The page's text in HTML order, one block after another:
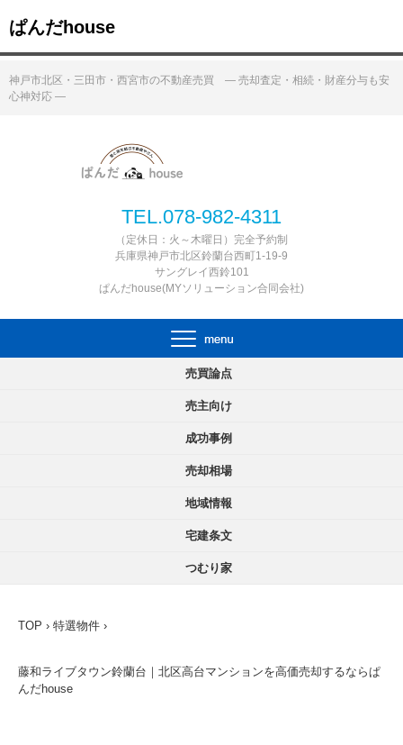
ぱんだhouse
神戸市北区・三田市・西宮市の不動産売買 ― 売却査定・相続・財産分与も安
心神対応 ―
TEL.078-982-4311
（定休日：火～木曜日）完全予約制
兵庫県神戸市北区鈴蘭台西町1-19-9
サングレイ西鈴101
ぱんだhouse(MYソリューション合同会社)
売買論点
売主向け
成功事例
売却相場
地域情報
宅建条文
つむり家
TOP › 特選物件 ›
藤和ライブタウン鈴蘭台｜北区高台マンションを高価売却するならぱ
んだhouse